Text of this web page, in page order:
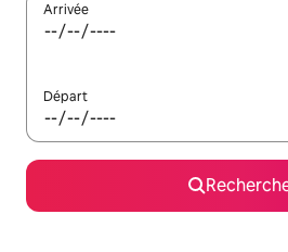
Arrivée
Départ